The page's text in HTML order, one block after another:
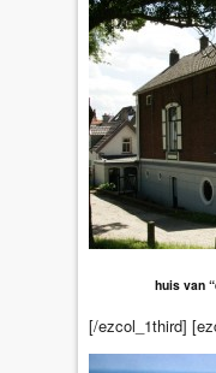
huis van
[/ezcol_1third]